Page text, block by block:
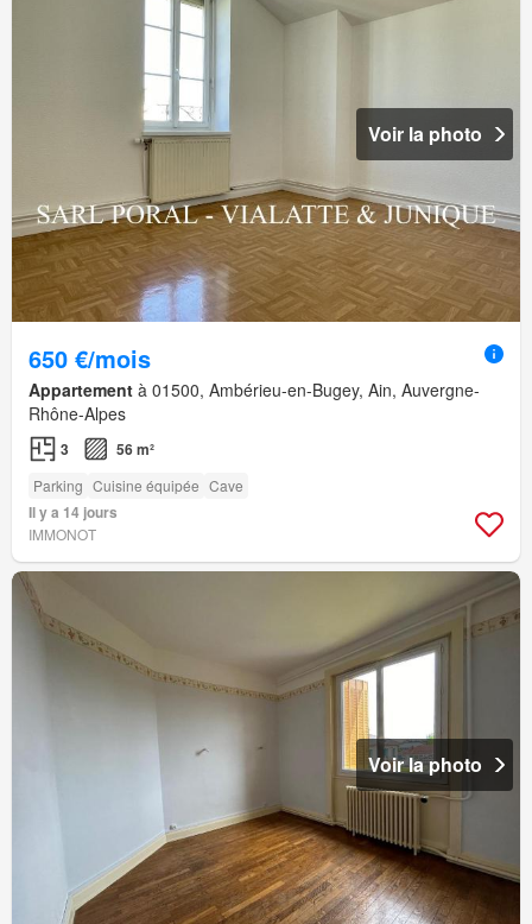
Voir la photo
650 €/mois
Appartement à 01500, Ambérieu-en-Bugey, Ain, Auvergne-
Rhône-Alpes
3 56 m²
Parking Cuisine équipée Cave
Il y a 14 jours
IMMONOT
Voir la photo